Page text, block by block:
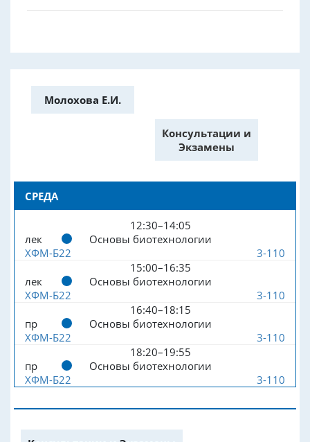
Молохова Е.И.
Консультации и
Экзамены
СРЕДА
12:30–14:05
лек
Основы биотехнологии
ХФМ-Б22
3-110
15:00–16:35
лек
Основы биотехнологии
ХФМ-Б22
3-110
16:40–18:15
пр
Основы биотехнологии
ХФМ-Б22
3-110
18:20–19:55
пр
Основы биотехнологии
ХФМ-Б22
3-110